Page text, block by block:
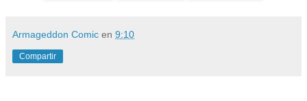
Armageddon Comic en 9:10
Compartir